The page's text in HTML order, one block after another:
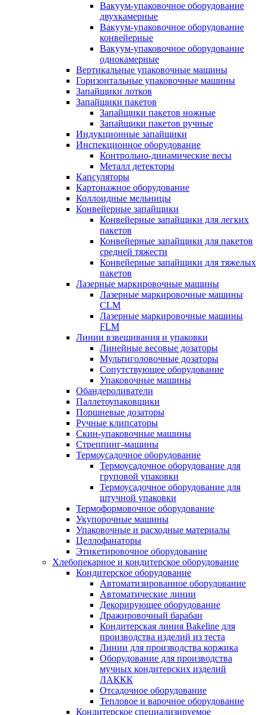
Вакуум-упаковочное оборудование
двухкамерные
Вакуум-упаковочное оборудование
конвейерные
Вакуум-упаковочное оборудование
однокамерные
Вертикальные упаковочные машины
Горизонтальные упаковочные машины
Запайщики лотков
Запайщики пакетов
Запайщики пакетов ножные
Запайщики пакетов ручные
Индукционные запайщики
Инспекционное оборудование
Контрольно-динамические весы
Металл детекторы
Капсуляторы
Картонажное оборудование
Коллоидные мельницы
Конвейерные запайщики
Конвейерные запайщики для легких
пакетов
Конвейерные запайщики для пакетов
средней тяжести
Конвейерные запайщики для тяжелых
пакетов
Лазерные маркировочные машины
Лазерные маркировочные машины
CLM
Лазерные маркировочные машины
FLM
Линии взвешивания и упаковки
Линейные весовые дозаторы
Мультиголовочные дозаторы
Сопутствующее оборудование
Упаковочные машины
Обандероливатели
Паллетоупаковщики
Поршневые дозаторы
Ручные клипсаторы
Скин-упаковочные машины
Стреппинг-машины
Термоусадочное оборудование
Термоусадочное оборудование для
груповой упаковки
Термоусадочное оборудование для
штучной упаковки
Термоформовочное оборудование
Укупорочные машины
Упаковочные и расходные материалы
Целлофанаторы
Этикетировочное оборудование
Хлебопекарное и кондитерское оборудование
Кондитерское оборудование
Автоматизированное оборудование
Автоматические линии
Декорирующее оборудование
Дражировочный барабан
Кондитерская линия Bakeline для
производства изделий из теста
Линии для производства коржика
Оборудование для производства
мучных кондитерских изделий
ЛАККК
Отсадочное оборудование
Тепловое и варочное оборудование
Кондитерское специализируемое